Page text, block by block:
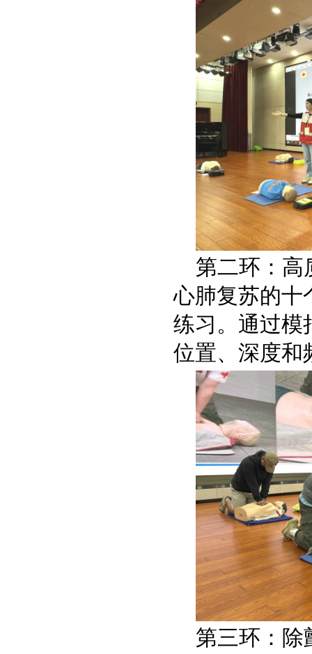
第二环：高
心肺复苏的十
练习。通过模
位置、深度和
第三环：除